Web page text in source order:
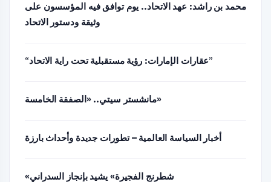
محمد بن راشد: عهد الاتحاد.. يوم توافق فيه المؤسسون على
وثيقة ودستور الاتحاد
“عقارات الإمارات: رؤية مستقبلية تحت راية الاتحاد”
مانشستر سيتي.. «الصفقة الخامسة»
أخبار السياسة العالمية – تطورات جديدة وأحداث بارزة
«شطرنج الفجيرة» يشيد بإنجاز السدراني